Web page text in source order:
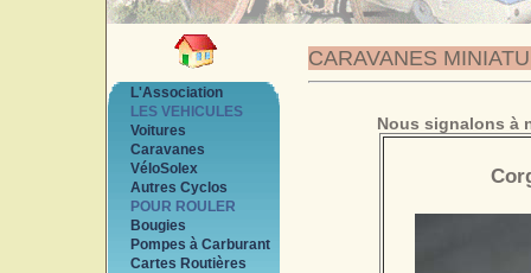
CARAVANES
L'Association
LES VEHICULES
Voitures
Caravanes
VéloSolex
Autres Cyclos
POUR ROULER
Bougies
Pompes à Carburant
Cartes Routières
Nous signalons à